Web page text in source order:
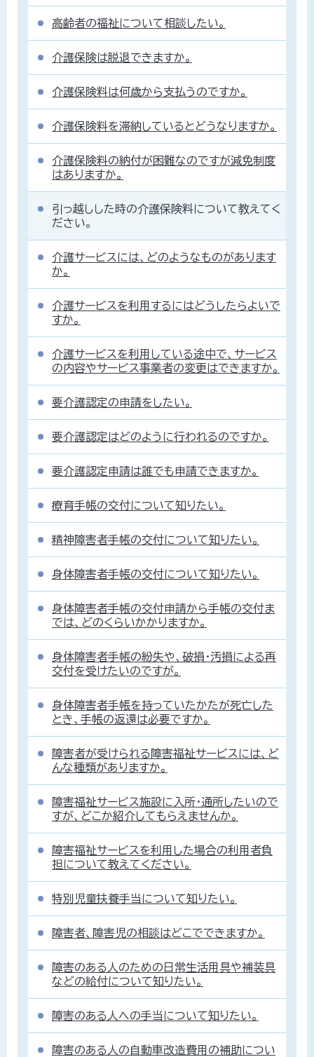
高齢者の福祉について相談したい。
介護保険は脱退できますか。
介護保険料は何歳から支払うのですか。
介護保険料を滞納しているとどうなりますか。
介護保険料の納付が困難なのですが減免制度
はありますか。
引っ越しした時の介護保険料について教えてく
ださい。
介護サービスには、どのようなものがあります
か。
介護サービスを利用するにはどうしたらよいで
すか。
介護サービスを利用している途中で、サービス
の内容やサービス事業者の変更はできますか。
要介護認定の申請をしたい。
要介護認定はどのように行われるのですか。
要介護認定申請は誰でも申請できますか。
療育手帳の交付について知りたい。
精神障害者手帳の交付について知りたい。
身体障害者手帳の交付について知りたい。
身体障害者手帳の交付申請から手帳の交付ま
では、どのくらいかかりますか。
身体障害者手帳の紛失や、破損・汚損による再
交付を受けたいのですが。
身体障害者手帳を持っていたかたが死亡した
とき、手帳の返還は必要ですか。
障害者が受けられる障害福祉サービスには、ど
んな種類がありますか。
障害福祉サービス施設に入所・通所したいので
すが、どこか紹介してもらえませんか。
障害福祉サービスを利用した場合の利用者負
担について教えてください。
特別児童扶養手当について知りたい。
障害者、障害児の相談はどこでできますか。
障害のある人のための日常生活用具や補装具
などの給付について知りたい。
障害のある人への手当について知りたい。
障害のある人の自動車改造費用の補助につい